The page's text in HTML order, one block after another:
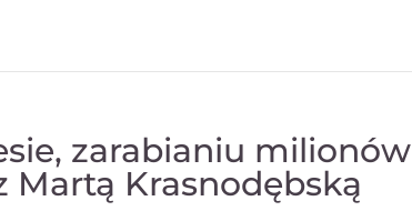
zarabianiu
Martą Krasnodębską